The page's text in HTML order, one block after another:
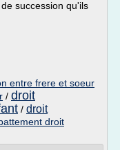
succession qu'ils
entre frere et soeur
/ droit
/ droit
droit